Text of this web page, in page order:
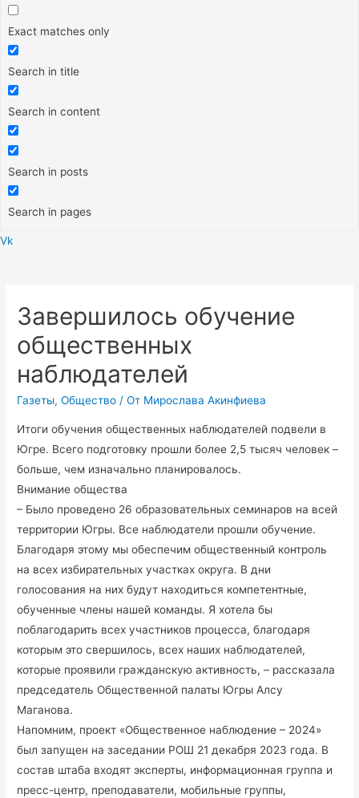
Exact matches only
Search in title
Search in content
Search in posts
Search in pages
Vk
Завершилось обучение
общественных
наблюдателей
Газеты,Общество / От Мирослава Акинфиева
Итоги обучения общественных наблюдателей подвели в
Югре. Всего подготовку прошли более 2,5 тысяч человек –
больше, чем изначально планировалось.
Внимание общества
– Было проведено 26 образовательных семинаров на всей
территории Югры. Все наблюдатели прошли обучение.
Благодаря этому мы обеспечим общественный контроль
на всех избирательных участках округа. В дни
голосования на них будут находиться компетентные,
обученные члены нашей команды. Я хотела бы
поблагодарить всех участников процесса, благодаря
которым это свершилось, всех наших наблюдателей,
которые проявили гражданскую активность, – рассказала
председатель Общественной палаты Югры Алсу
Маганова.
Напомним, проект «Общественное наблюдение – 2024»
был запущен на заседании РОШ 21 декабря 2023 года. В
состав штаба входят эксперты, информационная группа и
пресс-центр, преподаватели, мобильные группы,